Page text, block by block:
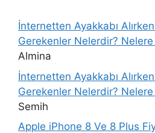
İnternetten Ayakkabı
Gerekenler Nelerdir?
Almina
İnternetten Ayakkabı
Gerekenler Nelerdir?
Semih
Apple iPhone 8 Ve 8 Plus